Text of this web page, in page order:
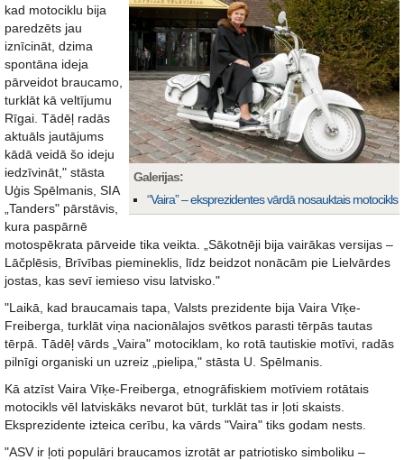
Galerijas:
“Vaira” – eksprezidentes vārdā nosauktais motocikls
kad motociklu bija
paredzēts jau
iznīcināt, dzima
spontāna ideja
pārveidot braucamo,
turklāt kā veltījumu
Rīgai. Tādēļ radās
aktuāls jautājums
kādā veidā šo ideju
iedzīvināt," stāsta
Uģis Spēlmanis, SIA
„Tanders" pārstāvis,
kura paspārnē
motospēkrata pārveide tika veikta. „Sākotnēji bija vairākas versijas –
Lāčplēsis, Brīvības piemineklis, līdz beidzot nonācām pie Lielvārdes
jostas, kas sevī iemieso visu latvisko."
"Laikā, kad braucamais tapa, Valsts prezidente bija Vaira Vīķe-
Freiberga, turklāt viņa nacionālajos svētkos parasti tērpās tautas
tērpā. Tādēļ vārds „Vaira" motociklam, ko rotā tautiskie motīvi, radās
pilnīgi organiski un uzreiz „pielipa," stāsta U. Spēlmanis.
Kā atzīst Vaira Vīķe-Freiberga, etnogrāfiskiem motīviem rotātais
motocikls vēl latviskāks nevarot būt, turklāt tas ir ļoti skaists.
Eksprezidente izteica cerību, ka vārds "Vaira" tiks godam nests.
"ASV ir ļoti populāri braucamos izrotāt ar patriotisko simboliku –